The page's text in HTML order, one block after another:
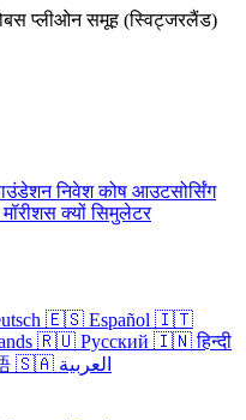
प्लीओन समूह (स्विट्जरलैंड)
निवेश कोष आउटसोर्सिंग
मॉरीशस क्योंसिमुलेटर
🇪🇸 Español 🇮🇹
🇷🇺 Русский 🇮🇳 हिन्दी
🇸🇦 العربية